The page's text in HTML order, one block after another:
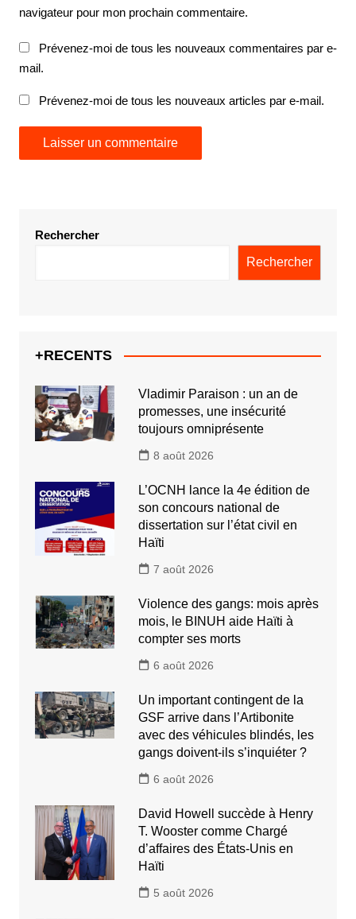
navigateur pour mon prochain commentaire.
Prévenez-moi de tous les nouveaux commentaires par e-
mail.
Prévenez-moi de tous les nouveaux articles par e-mail.
Rechercher
Rechercher
+RECENTS
Vladimir Paraison : un an de
promesses, une insécurité
toujours omniprésente
8 août 2026
L’OCNH lance la 4e édition de
son concours national de
dissertation sur l’état civil en
Haïti
7 août 2026
Violence des gangs: mois après
mois, le BINUH aide Haïti à
compter ses morts
6 août 2026
Un important contingent de la
GSF arrive dans l’Artibonite
avec des véhicules blindés, les
gangs doivent-ils s’inquiéter ?
6 août 2026
David Howell succède à Henry
T. Wooster comme Chargé
d’affaires des États-Unis en
Haïti
5 août 2026